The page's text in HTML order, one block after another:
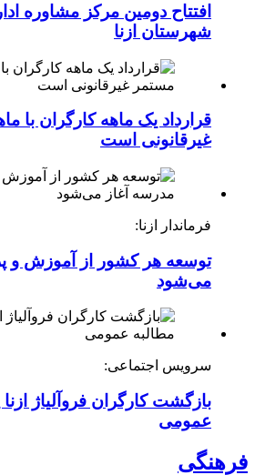
افتتاح دومین مرکز مشاوره
شهرستان ازنا
قرارداد یک ماهه کارگران با
غیرقانونی است
فرماندار ازنا:
توسعه هر کشور از آموزش و
می‌شود
سرویس اجتماعی:
بازگشت کارگران فروآلیاژ
عمومی
فرهنگی